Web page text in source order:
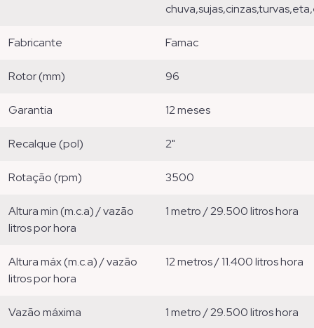
fabricante famac
rotor (mm) 96
garantia 12 meses
recalque (pol) 2"
rotação (rpm) 3500
altura min (m.c.a) / vazão
litros por hora
1 metro / 29.500 litros hora
altura máx (m.c.a) / vazão
litros por hora
12 metros / 11.400 litros hora
vazão máxima 1 metro / 29.500 litros hora